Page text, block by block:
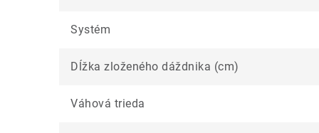
Systém
Dĺžka zloženého dáždnika (cm)
Váhová trieda